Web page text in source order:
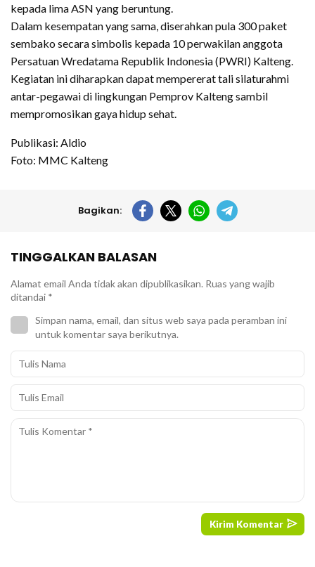
kepada lima ASN yang beruntung.
​Dalam kesempatan yang sama, diserahkan pula 300 paket
sembako secara simbolis kepada 10 perwakilan anggota
Persatuan Wredatama Republik Indonesia (PWRI) Kalteng.
Kegiatan ini diharapkan dapat mempererat tali silaturahmi
antar-pegawai di lingkungan Pemprov Kalteng sambil
mempromosikan gaya hidup sehat.
Publikasi: Aldio
Foto: MMC Kalteng
Bagikan:
TINGGALKAN BALASAN
Alamat email Anda tidak akan dipublikasikan. Ruas yang wajib
ditandai *
Simpan nama, email, dan situs web saya pada peramban ini
untuk komentar saya berikutnya.